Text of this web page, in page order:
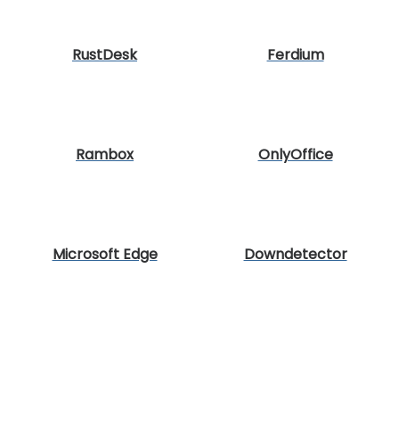
RustDesk Ferdium
Rambox OnlyOffice
Microsoft Edge Downdetector